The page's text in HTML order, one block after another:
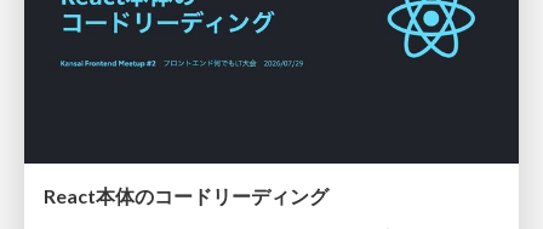
React本体のコードリーディング